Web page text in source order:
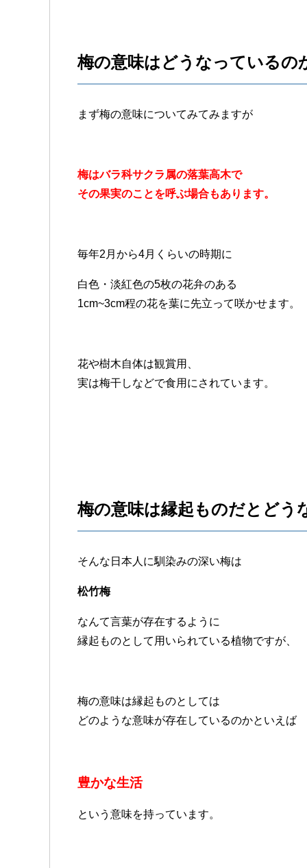
梅の意味はどうなっているの
まず梅の意味についてみてみますが
梅はバラ科サクラ属の落葉高木で
その果実のことを呼ぶ場合もあります。
毎年2月から4月くらいの時期に
白色・淡紅色の5枚の花弁のある
1cm~3cm程の花を葉に先立って咲かせます。
花や樹木自体は観賞用、
実は梅干しなどで食用にされています。
梅の意味は縁起ものだとどう
そんな日本人に馴染みの深い梅は
松竹梅
なんて言葉が存在するように
縁起ものとして用いられている植物ですが、
梅の意味は縁起ものとしては
どのような意味が存在しているのかといえば
豊かな生活
という意味を持っています。